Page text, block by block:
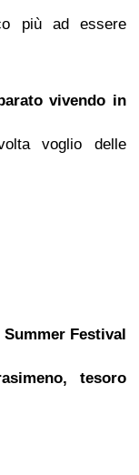
più ad essere
vivendo in
voglio delle
Festival
tesoro